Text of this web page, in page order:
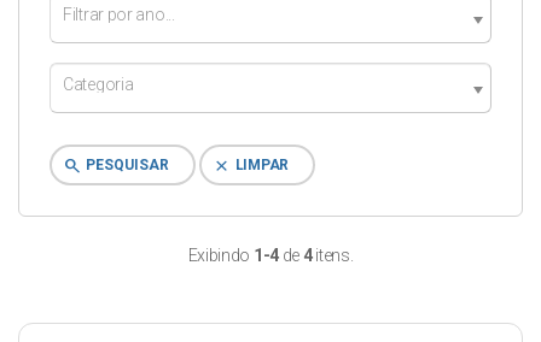
Exibindo 1-4 de 4itens.
Filtrar por ano...
Categoria
search PESQUISAR clear LIMPAR